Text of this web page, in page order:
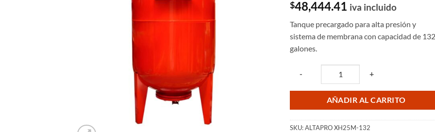
$48,444.41 iva incluido
Tanque precargado para alta presión y
sistema de membrana con capacidad de 132
galones.
- +
AÑADIR AL CARRITO
SKU:ALTAPRO XH25M-132